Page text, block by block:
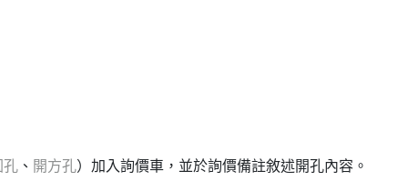
、 開方孔）加入詢價車，並於詢價備註敘述開孔內容。